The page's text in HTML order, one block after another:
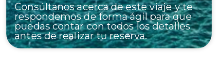
Consúltanos acerca de este viaje y te
respondemos de forma ágil para que
puedas contar con todos los detalles
antes de realizar tu reserva.